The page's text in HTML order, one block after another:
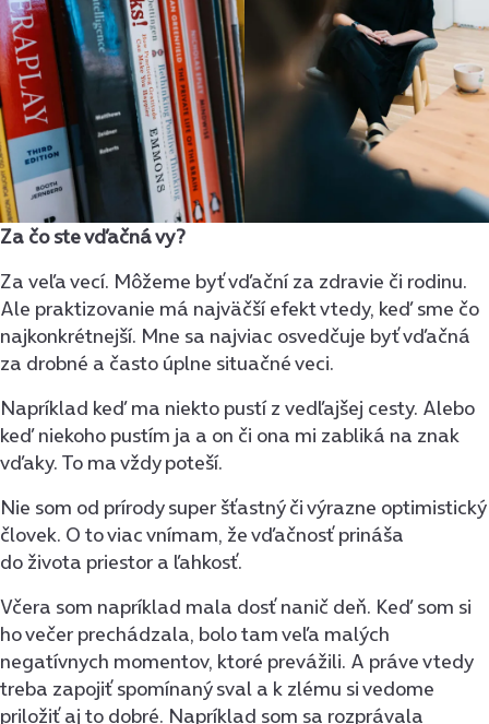
Za čo ste vďačná vy?
Za veľa vecí. Môžeme byť vďační za zdravie či rodinu.
Ale praktizovanie má najväčší efekt vtedy, keď sme čo
najkonkrétnejší. Mne sa najviac osvedčuje byť vďačná
za drobné a často úplne situačné veci.
Napríklad keď ma niekto pustí z vedľajšej cesty. Alebo
keď niekoho pustím ja a on či ona mi zabliká na znak
vďaky. To ma vždy poteší.
Nie som od prírody super šťastný či výrazne optimistický
človek. O to viac vnímam, že vďačnosť prináša
do života priestor a ľahkosť.
Včera som napríklad mala dosť nanič deň. Keď som si
ho večer prechádzala, bolo tam veľa malých
negatívnych momentov, ktoré prevážili. A práve vtedy
treba zapojiť spomínaný sval a k zlému si vedome
priložiť aj to dobré. Napríklad som sa rozprávala